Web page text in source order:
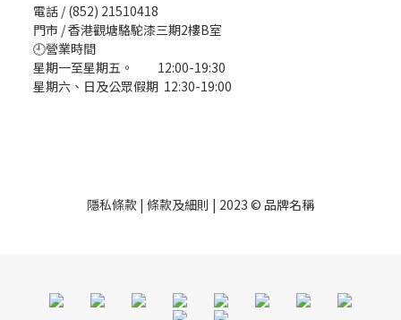
電話 / (852) 21510418
門市 / 香港觀塘駱駝漆三期2樓B室
🕘營業時間
星期一至星期五。 12:00-19:30
星期六、日及公眾假期 12:30-19:00
隱私條款 | 條款及細則 | 2023 © 品牌名稱